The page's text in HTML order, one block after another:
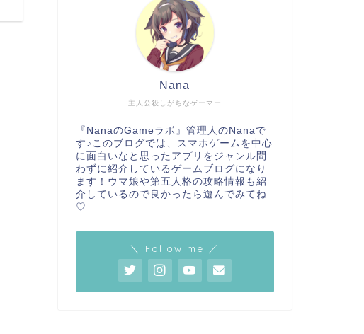
主人公殺しがちなゲーマー
Nana
『NanaのGameラボ』管理人のNanaで
す♪このブログでは、スマホゲームを中心
に面白いなと思ったアプリをジャンル問
わずに紹介しているゲームブログになり
ます！ウマ娘や第五人格の攻略情報も紹
介しているので良かったら遊んでみてね
♡
＼ Follow me ／